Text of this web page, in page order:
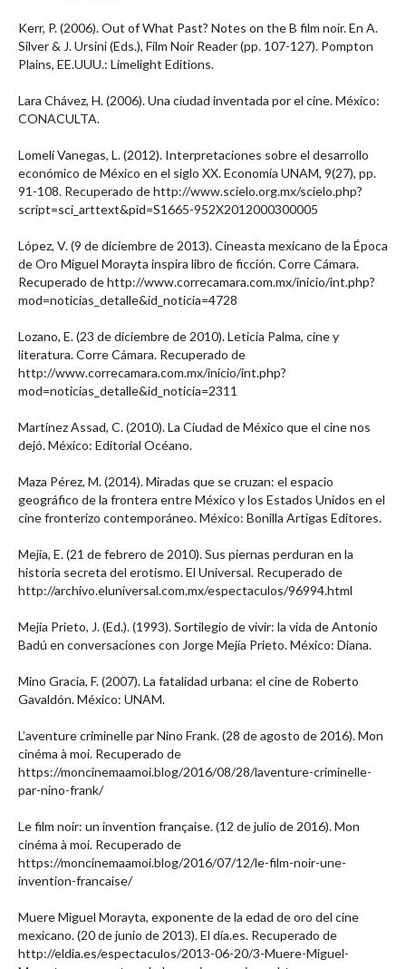
Kerr, P. (2006). Out of What Past? Notes on the B film noir. En A.
Silver & J. Ursini (Eds.), Film Noir Reader (pp. 107-127). Pompton
Plains, EE.UUU.: Limelight Editions.
Lara Chávez, H. (2006). Una ciudad inventada por el cine. México:
CONACULTA.
Lomelí Vanegas, L. (2012). Interpretaciones sobre el desarrollo
económico de México en el siglo XX. Economía UNAM, 9(27), pp.
91-108. Recuperado de http://www.scielo.org.mx/scielo.php?
script=sci_arttext&pid=S1665-952X2012000300005
López, V. (9 de diciembre de 2013). Cineasta mexicano de la Época
de Oro Miguel Morayta inspira libro de ficción. Corre Cámara.
Recuperado de http://www.correcamara.com.mx/inicio/int.php?
mod=noticias_detalle&id_noticia=4728
Lozano, E. (23 de diciembre de 2010). Leticia Palma, cine y
literatura. Corre Cámara. Recuperado de
http://www.correcamara.com.mx/inicio/int.php?
mod=noticias_detalle&id_noticia=2311
Martínez Assad, C. (2010). La Ciudad de México que el cine nos
dejó. México: Editorial Océano.
Maza Pérez, M. (2014). Miradas que se cruzan: el espacio
geográfico de la frontera entre México y los Estados Unidos en el
cine fronterizo contemporáneo. México: Bonilla Artigas Editores.
Mejía, E. (21 de febrero de 2010). Sus piernas perduran en la
historia secreta del erotismo. El Universal. Recuperado de
http://archivo.eluniversal.com.mx/espectaculos/96994.html
Mejía Prieto, J. (Ed.). (1993). Sortilegio de vivir: la vida de Antonio
Badú en conversaciones con Jorge Mejía Prieto. México: Diana.
Mino Gracia, F. (2007). La fatalidad urbana: el cine de Roberto
Gavaldón. México: UNAM.
L’aventure criminelle par Nino Frank. (28 de agosto de 2016). Mon
cinéma à moi. Recuperado de
https://moncinemaamoi.blog/2016/08/28/laventure-criminelle-
par-nino-frank/
Le film noir: un invention française. (12 de julio de 2016). Mon
cinéma à moi. Recuperado de
https://moncinemaamoi.blog/2016/07/12/le-film-noir-une-
invention-francaise/
Muere Miguel Morayta, exponente de la edad de oro del cine
mexicano. (20 de junio de 2013). El día.es. Recuperado de
http://eldia.es/espectaculos/2013-06-20/3-Muere-Miguel-